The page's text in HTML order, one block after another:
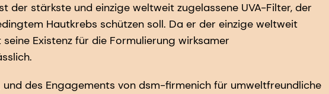
der stärkste und einzige weltweit zugelassene UVA-Filter, der
Hautkrebs schützen soll. Da er der einzige weltweit
Existenz für die Formulierung wirksamer
des Engagements von dsm-firmenich für umweltfreundliche